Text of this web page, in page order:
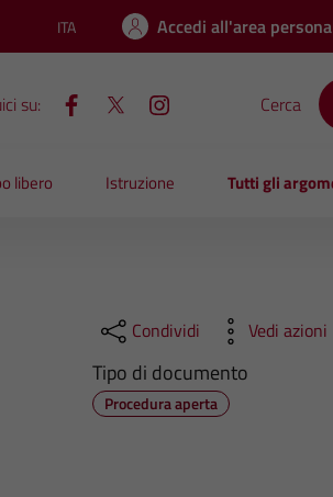
Lingua attiva:
ITA Accedi all'area
su: Cerca
libero Istruzione Tutti gli
Condividi Vedi azioni
Tipo di documento
Procedura aperta